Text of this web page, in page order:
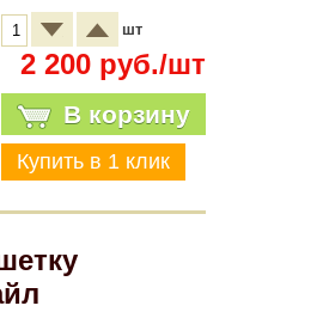
шт
2 200 руб./шт
В корзину